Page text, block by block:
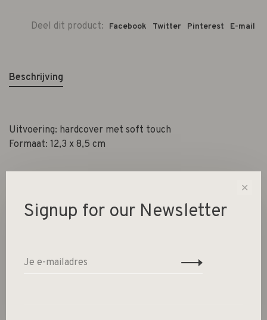
Deel dit product: Facebook Twitter Pinterest E-mail
Beschrijving
Uitvoering: hardcover met soft touch
Formaat: 12,3 x 8,5 cm
Gerelateerde producten Back to home
✕
Signup for our Newsletter